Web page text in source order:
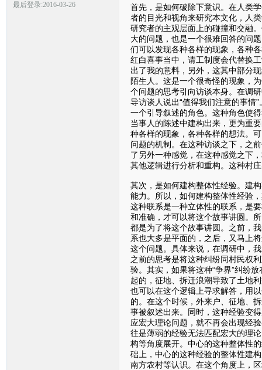
最后登录:2016-03-26
首先，是如何破除下意识。在人类
者的目光和视角来研究本文化，人
研究者的主观层面上的碰撞和交融
大的问题，也是一个很难回答的问
们可以发现各种各样的现象，各种
红白喜事当中，请工制度会代替换
出了我的意料，另外，这其中部分
陌生人。这是一个很奇怪的现象，
个问题的思考引向访谈本身。在调
导访谈人说出“值得我们注意的事情
一个引导叙述的角色。这种角色使
当事人的陈述中建构出来，更为重
种各样的现象，各种各样的想法。
问题的机制。在这种访谈之下，之
了另外一种感觉，在这种感觉之下
其他逻辑进行分析和重构。这种村
其次，是如何建构整体性经验。建
能力。所以，如何建构整体性经验
这种联系是一种立体性的联系，是
和准确，才可以将这个故事讲圆。
都是为了将这个故事讲圆。之前，
系也大多是平面的，之后，又马上
这个问题。具体来说，在调研中，
之前的思考是将这种纠纷同村民权
验。其实，如果将这种“争界”纠纷
起的，征地、拆迁浪潮导致了土地
也可以在这个逻辑上寻求解答，用
的。在这个时候，外来户、征地、
事被叙述出来。同时，这种经验变
应宏大理论问题，就不再会出现经
往是薄弱的经验无法匹配宏大的理
构等角度展开。中心的这种整体性
础上，中心的这种经验的整体性建
南方农村等认识。在这个角度上，